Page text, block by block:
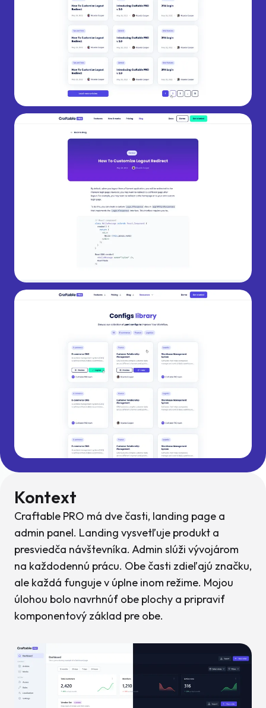
Kontext
Craftable PRO má dve časti, landing page a
admin panel. Landing vysvetľuje produkt a
presviedča návštevníka. Admin slúži vývojárom
na každodennú prácu. Obe časti zdieľajú značku,
ale každá funguje v úplne inom režime. Mojou
úlohou bolo navrhnúť obe plochy a pripraviť
komponentový základ pre obe.